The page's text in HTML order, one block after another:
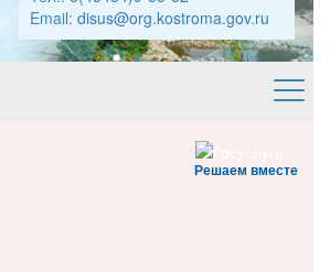
Email: disus@org.kostroma.gov.ru
Решаем вместе